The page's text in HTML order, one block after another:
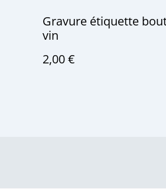
Gravure étiquette
vin
2,00 €